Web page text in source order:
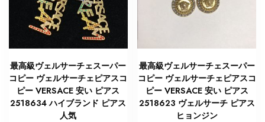
最高級ヴェルサーチェスーパー
コピー ヴェルサーチェピアスコ
ピー VERSACE 安い ピアス
2518634 ハイブランド ピアス
人気
最高級ヴェルサーチェスーパー
コピー ヴェルサーチェピアスコ
ピー VERSACE 安い ピアス
2518623 ヴェルサーチ ピアス
ヒョンジン